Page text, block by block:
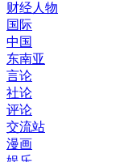
财经人物
国际
中国
东南亚
言论
社论
评论
交流站
漫画